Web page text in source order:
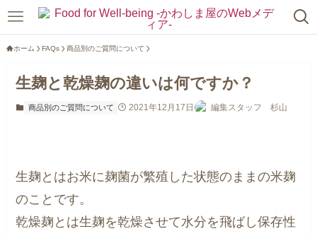
ホーム FAQs 商品別のご質問について
生麹と乾燥麹の違いは何ですか？
商品別のご質問について 2021年12月17日 編集スタッフ 杉山
生麹とはお米に麹菌が繁殖した状態のままの米麹
のことです。
乾燥麹とは生麹を乾燥させて水分を飛ばし保存性